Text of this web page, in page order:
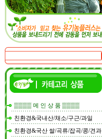
▒▒▒▒ 메 인 상 품 ▒▒▒▒
친환경&국내산/채소/구근/과일
친환경&국산 쌀/곡류/잡곡/콩/견과